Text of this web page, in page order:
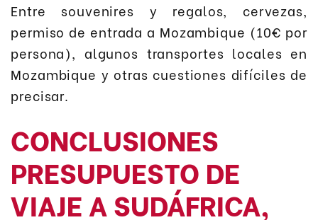
Entre souvenires y regalos, cervezas,
permiso de entrada a Mozambique (10€ por
persona), algunos transportes locales en
Mozambique y otras cuestiones difíciles de
precisar.
CONCLUSIONES
PRESUPUESTO DE
VIAJE A SUDÁFRICA,